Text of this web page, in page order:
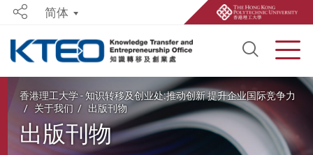
Open
Share简体
香港理工大学 - 知识转移及创业处:推动创新 提升企业国际竞争力
关于我们
出版刊物
出版刊物